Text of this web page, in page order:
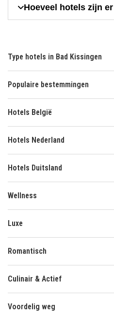
Hoeveel hotels zijn
Type hotels in Bad Kissingen
Populaire bestemmingen
Hotels België
Hotels Nederland
Hotels Duitsland
Wellness
Luxe
Romantisch
Culinair & Actief
Voordelig weg